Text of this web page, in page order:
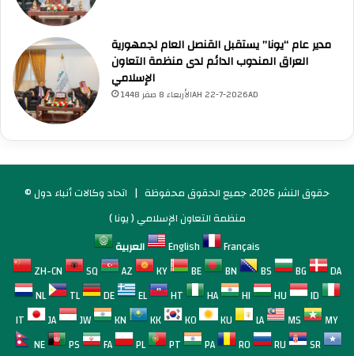
مدير عام “يونا” يستقبل القنصل العام لجمهورية
العراق المندوب الدائم لدى منظمة التعاون
الإسلامي
الأربعاء 8 صفر 1448AH 22-7-2026AD
© حقوق النشر 2026، جميع الحقوق محفوظة |
اتحاد وكالات أنباء دول
منظمة التعاون الإسلامي ( يونا )
العربية
English
Français
ZH-CN
SQ AZ KY BE BN BS BG
DA
NL
TL DE EL HT HA HI HU
ID
IT
JA JW KN KK KO KU LA MS
MY
NE
PS FA PL PT PA RO RU
SR